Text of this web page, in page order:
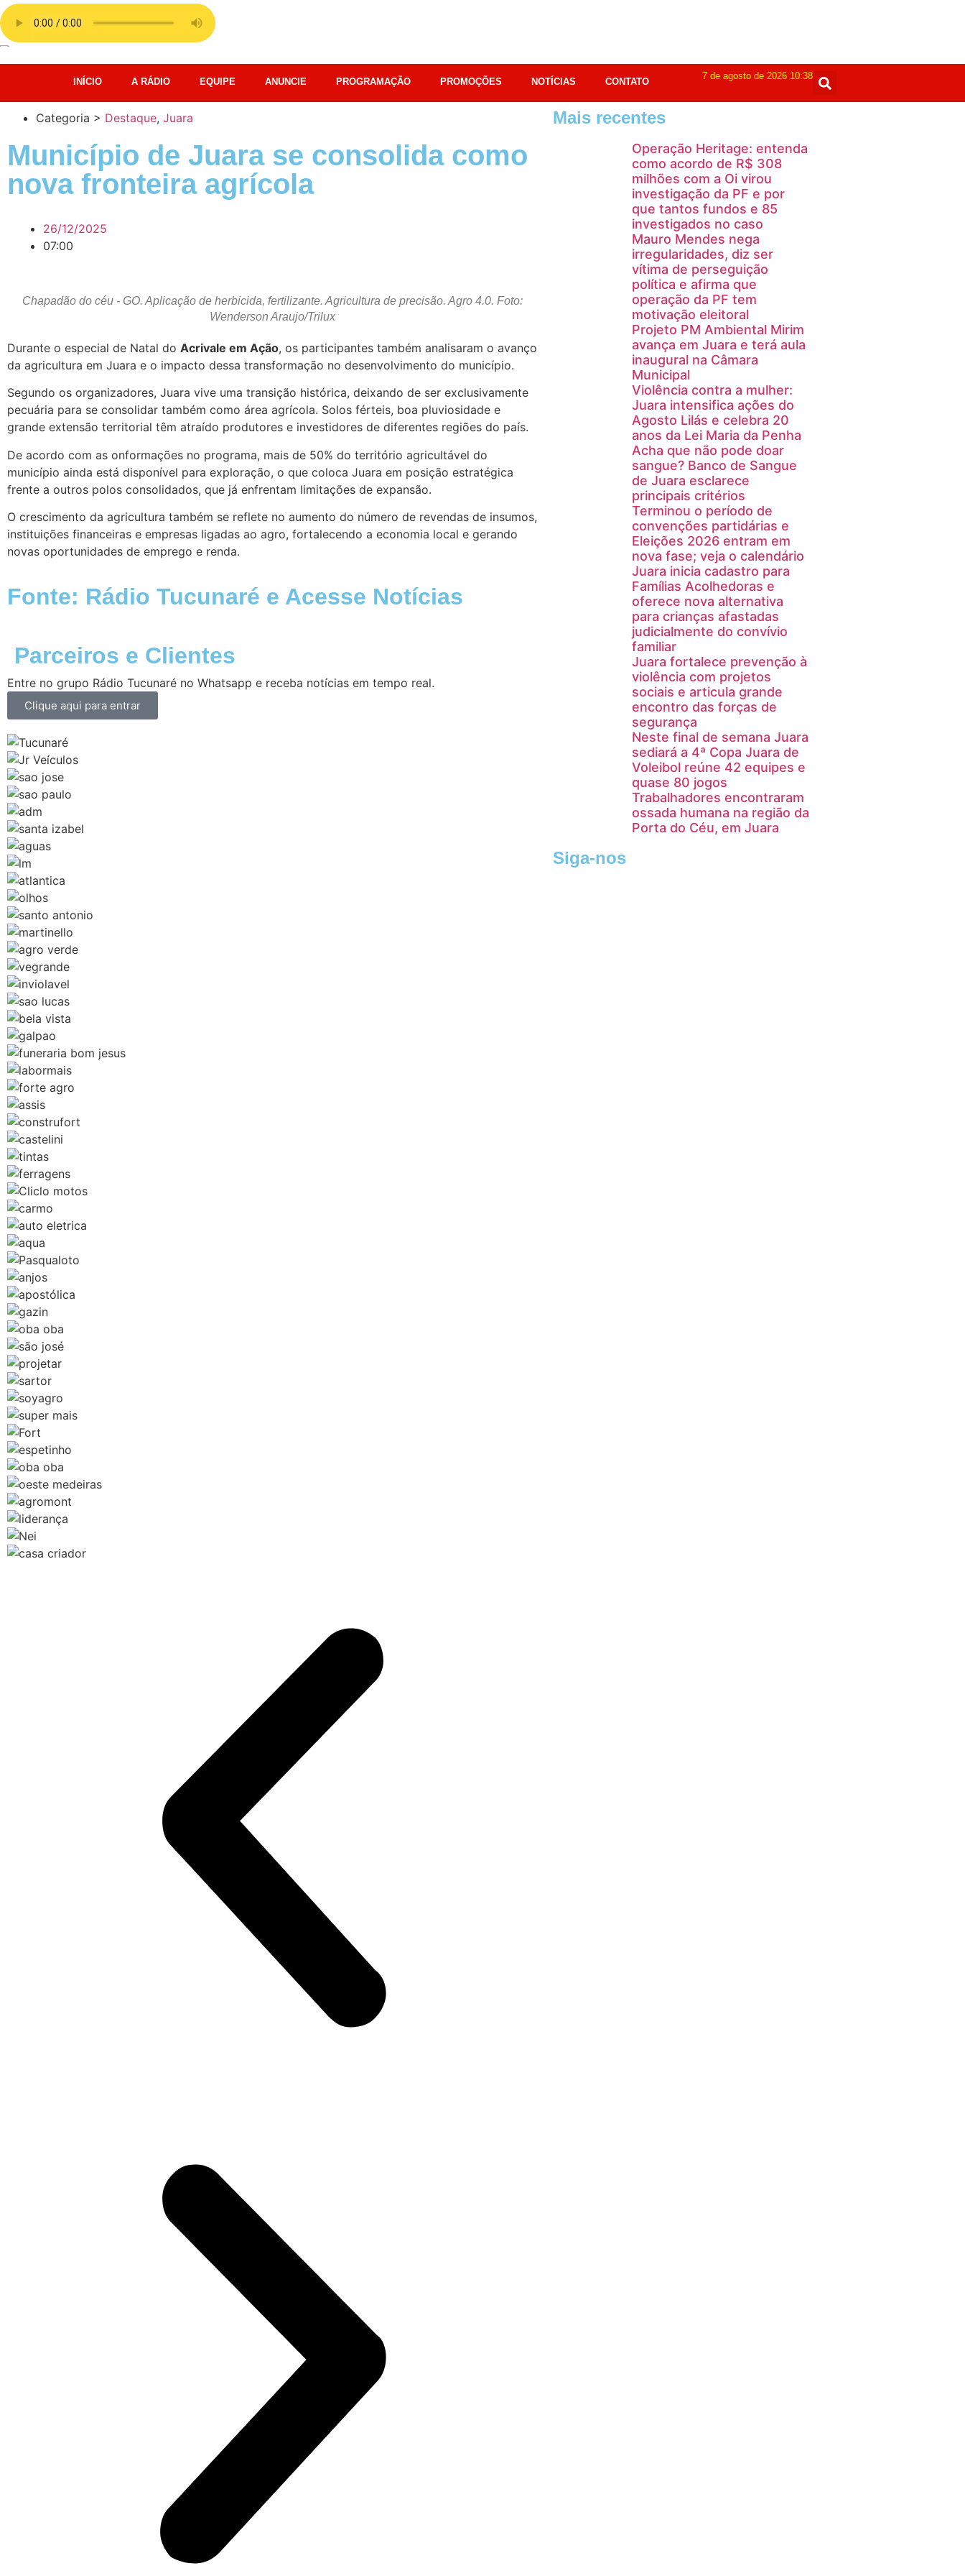
INÍCIO A RÁDIO EQUIPE ANUNCIE PROGRAMAÇÃO PROMOÇÕES NOTÍCIAS CONTATO
7 de agosto de 2026 10:38
Categoria > Destaque, Juara
Município de Juara se consolida como
nova fronteira agrícola
26/12/2025
07:00
Chapadão do céu - GO. Aplicação de herbicida, fertilizante. Agricultura de precisão. Agro 4.0. Foto:
Wenderson Araujo/Trilux
Durante o especial de Natal do Acrivale em Ação, os participantes também analisaram o avanço
da agricultura em Juara e o impacto dessa transformação no desenvolvimento do município.
Segundo os organizadores, Juara vive uma transição histórica, deixando de ser exclusivamente
pecuária para se consolidar também como área agrícola. Solos férteis, boa pluviosidade e
grande extensão territorial têm atraído produtores e investidores de diferentes regiões do país.
De acordo com as onformações no programa, mais de 50% do território agricultável do
município ainda está disponível para exploração, o que coloca Juara em posição estratégica
frente a outros polos consolidados, que já enfrentam limitações de expansão.
O crescimento da agricultura também se reflete no aumento do número de revendas de insumos,
instituições financeiras e empresas ligadas ao agro, fortalecendo a economia local e gerando
novas oportunidades de emprego e renda.
Fonte: Rádio Tucunaré e Acesse Notícias
Parceiros e Clientes
Entre no grupo Rádio Tucunaré no Whatsapp e receba notícias em tempo real.
Clique aqui para entrar
Mais recentes
Operação Heritage: entenda
como acordo de R$ 308
milhões com a Oi virou
investigação da PF e por
que tantos fundos e 85
investigados no caso
Mauro Mendes nega
irregularidades, diz ser
vítima de perseguição
política e afirma que
operação da PF tem
motivação eleitoral
Projeto PM Ambiental Mirim
avança em Juara e terá aula
inaugural na Câmara
Municipal
Violência contra a mulher:
Juara intensifica ações do
Agosto Lilás e celebra 20
anos da Lei Maria da Penha
Acha que não pode doar
sangue? Banco de Sangue
de Juara esclarece
principais critérios
Terminou o período de
convenções partidárias e
Eleições 2026 entram em
nova fase; veja o calendário
Juara inicia cadastro para
Famílias Acolhedoras e
oferece nova alternativa
para crianças afastadas
judicialmente do convívio
familiar
Juara fortalece prevenção à
violência com projetos
sociais e articula grande
encontro das forças de
segurança
Neste final de semana Juara
sediará a 4ª Copa Juara de
Voleibol reúne 42 equipes e
quase 80 jogos
Trabalhadores encontraram
ossada humana na região da
Porta do Céu, em Juara
Siga-nos